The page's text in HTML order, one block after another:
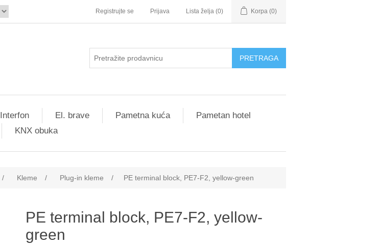
Registrujte se Prijava Lista želja (0) Korpa (0)
Interfon El. brave Pametna kuća
Pametan hotel
KNX obuka
/ Kleme / Plug-in kleme / PE terminal block, PE7-F2, yellow-green
PE terminal block, PE7-F2, yellow-
green